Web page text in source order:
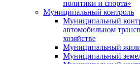
политики и спорта»
Муниципальный контроль
Муниципальный
автомобильном
хозяйстве
Муниципальный
Муниципальный